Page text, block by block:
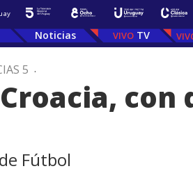
Noticias TV
5 .
con
Fútbol